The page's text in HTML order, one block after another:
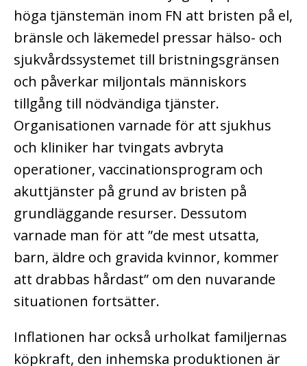
höga tjänstemän inom FN att bristen på el,
bränsle och läkemedel pressar hälso- och
sjukvårdssystemet till bristningsgränsen
och påverkar miljontals människors
tillgång till nödvändiga tjänster.
Organisationen varnade för att sjukhus
och kliniker har tvingats avbryta
operationer, vaccinationsprogram och
akuttjänster på grund av bristen på
grundläggande resurser. Dessutom
varnade man för att ”de mest utsatta,
barn, äldre och gravida kvinnor, kommer
att drabbas hårdast” om den nuvarande
situationen fortsätter.
Inflationen har också urholkat familjernas
köpkraft, den inhemska produktionen är